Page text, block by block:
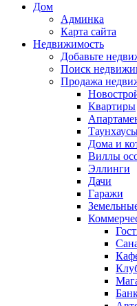
Дом
Админка
Карта сайта
Недвижимость
Добавьте
Поиск
Продажа
Квартиры
Дома и
Виллы
Эллинги
Дачи
Гаражи